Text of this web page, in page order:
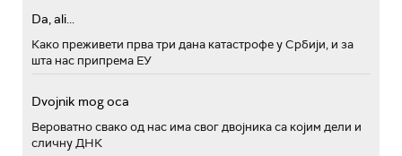
Da, ali...
Како преживети прва три дана катастрофе у Србији, и за
шта нас припрема ЕУ
Dvojnik mog oca
Вероватно свако од нас има свог двојника са којим дели и
сличну ДНК